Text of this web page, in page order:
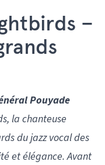
–
Pouyade
la chanteuse
du jazz vocal des
et élégance. Avant